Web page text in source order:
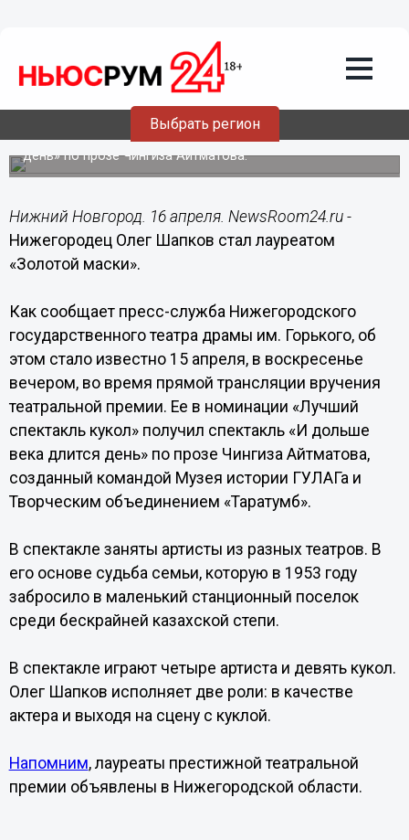
Выбрать регион
Нижегородец Олег Шапков стал
лауреатом театральной премии
«Золотая маска»
Он сыграл две роли в спектакле «И дольше века длится
день» по прозе Чингиза Айтматова.
Нижний Новгород. 16 апреля. NewsRoom24.ru -
Нижегородец Олег Шапков стал лауреатом
«Золотой маски».
Как сообщает пресс-служба Нижегородского
государственного театра драмы им. Горького, об
этом стало известно 15 апреля, в воскресенье
вечером, во время прямой трансляции вручения
театральной премии. Ее в номинации «Лучший
спектакль кукол» получил спектакль «И дольше
века длится день» по прозе Чингиза Айтматова,
созданный командой Музея истории ГУЛАГа и
Творческим объединением «Таратумб».
В спектакле заняты артисты из разных театров. В
его основе судьба семьи, которую в 1953 году
забросило в маленький станционный поселок
среди бескрайней казахской степи.
В спектакле играют четыре артиста и девять кукол.
Олег Шапков исполняет две роли: в качестве
актера и выходя на сцену с куклой.
Напомним, лауреаты престижной театральной
премии объявлены в Нижегородской области.